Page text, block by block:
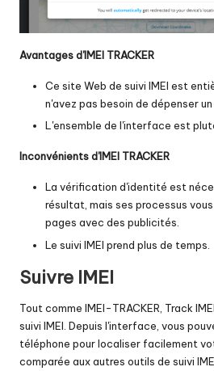
Avantages d'IMEI TRACKER
Ce site Web de suivi IMEI est
n'avez pas besoin de dépenser
L'ensemble de l'interface est
Inconvénients d'IMEI TRACKER
La vérification d'identité est
résultat, mais ses processus
pages avec des publicités.
Le suivi IMEI prend plus de temps.
Suivre IMEI
Tout comme IMEI-TRACKER, Track
suivi IMEI. Depuis l'interface, vous
téléphone pour localiser facilement
comparée aux autres outils de suivi